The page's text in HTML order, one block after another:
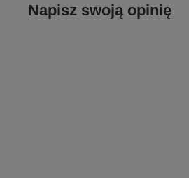
Napisz swoją opinię